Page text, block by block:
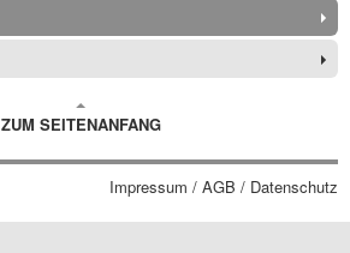
ZUM SEITENANFANG
Impressum / AGB / Datenschutz